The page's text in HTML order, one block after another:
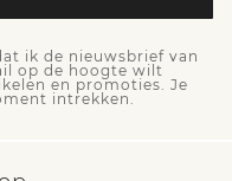
ik de nieuwsbrief van
op de hoogte wilt
en promoties. Je
intrekken.